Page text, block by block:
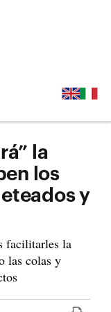
la
los
y
facilitarles la
las colas y